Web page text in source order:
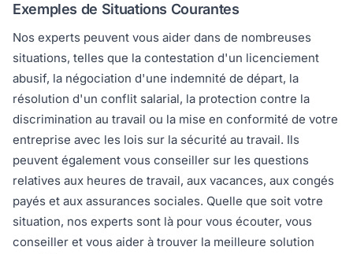
Exemples de Situations Courantes
Nos experts peuvent vous aider dans de nombreuses
situations, telles que la contestation d'un licenciement
abusif, la négociation d'une indemnité de départ, la
résolution d'un conflit salarial, la protection contre la
discrimination au travail ou la mise en conformité de votre
entreprise avec les lois sur la sécurité au travail. Ils
peuvent également vous conseiller sur les questions
relatives aux heures de travail, aux vacances, aux congés
payés et aux assurances sociales. Quelle que soit votre
situation, nos experts sont là pour vous écouter, vous
conseiller et vous aider à trouver la meilleure solution